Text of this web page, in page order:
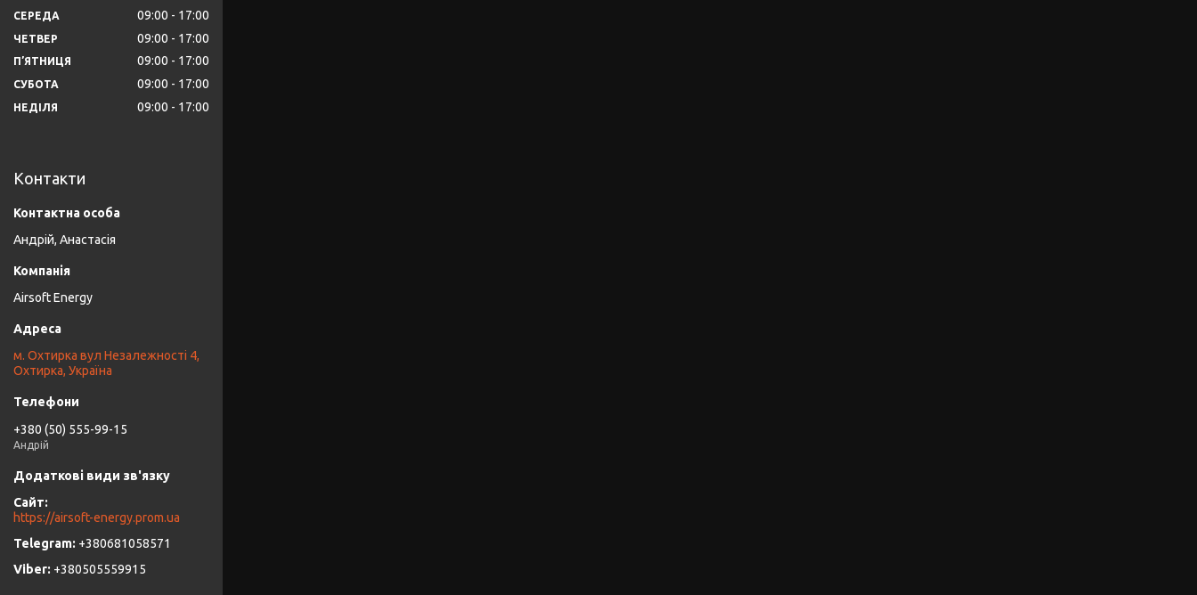
СЕРЕДА 09:00 17:00
ЧЕТВЕР 09:00 17:00
ПʼЯТНИЦЯ 09:00 17:00
СУБОТА 09:00 17:00
НЕДІЛЯ 09:00 17:00
Контакти
Андрій, Анастасія
Airsoft Energy
м. Охтирка вул Незалежності 4,
Охтирка, Україна
+380 (50) 555-99-15
Андрій
https://airsoft-energy.prom.ua
+380681058571
+380505559915